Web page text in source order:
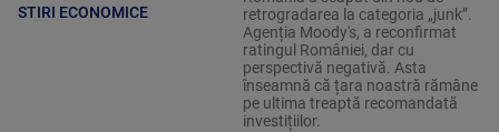
STIRI ECONOMICE
retrogradarea la categoria „junk”.
Agenția Moody's, a reconfirmat
ratingul României, dar cu
perspectivă negativă. Asta
înseamnă că țara noastră rămâne
pe ultima treaptă recomandată
investițiilor.